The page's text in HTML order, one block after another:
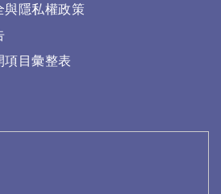
與隱私權政策
項目彙整表